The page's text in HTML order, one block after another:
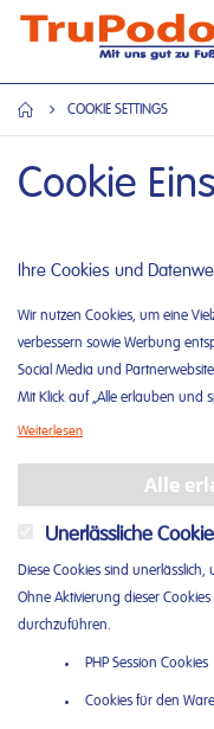
COOKIE SETTINGS
Cookie
Ihre Cookies und
Wir nutzen Cookies, um eine
verbessern sowie Werbung
Social Media und
Mit Klick auf „Alle erlauben und
Cookies ein.
anpassen und speichern.
Weiterlesen
Alle
Unerlässliche
Diese Cookies sind
Ohne Aktivierung dieser
durchzuführen.
PHP Session Cookies
Cookies für den